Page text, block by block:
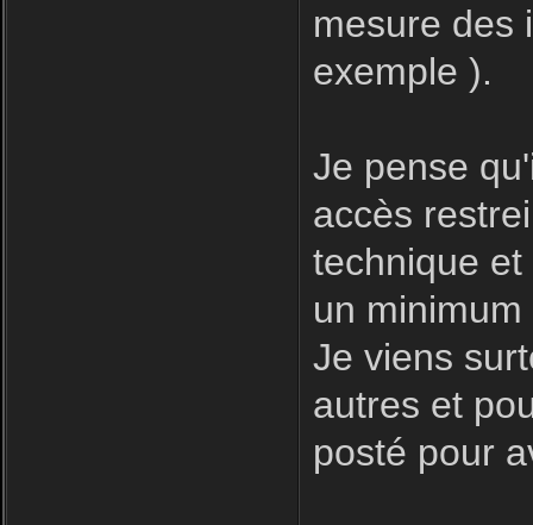
mesure des
exemple ).
Je pense
accès
technique
un
Je viens
autres et
posté pour